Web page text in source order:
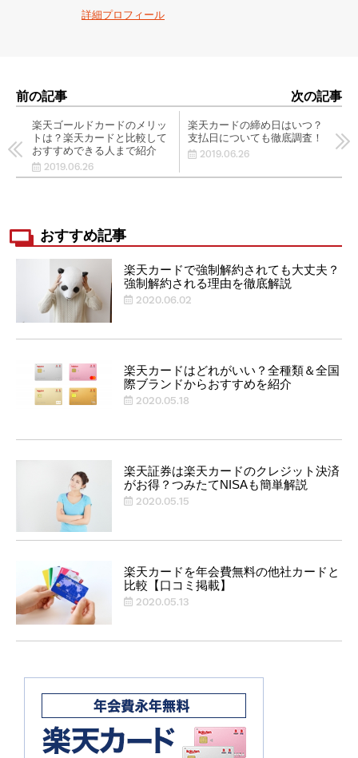
詳細プロフィール
前の記事 次の記事
楽天ゴールドカードのメリッ
トは？楽天カードと比較して
おすすめできる人まで紹介
2019.06.26
楽天カードの締め日はいつ？
支払日についても徹底調査！
2019.06.26
おすすめ記事
楽天カードで強制解約されても大丈夫？
強制解約される理由を徹底解説
2020.06.02
楽天カードはどれがいい？全種類＆全国
際ブランドからおすすめを紹介
2020.05.18
楽天証券は楽天カードのクレジット決済
がお得？つみたてNISAも簡単解説
2020.05.15
楽天カードを年会費無料の他社カードと
比較【口コミ掲載】
2020.05.13